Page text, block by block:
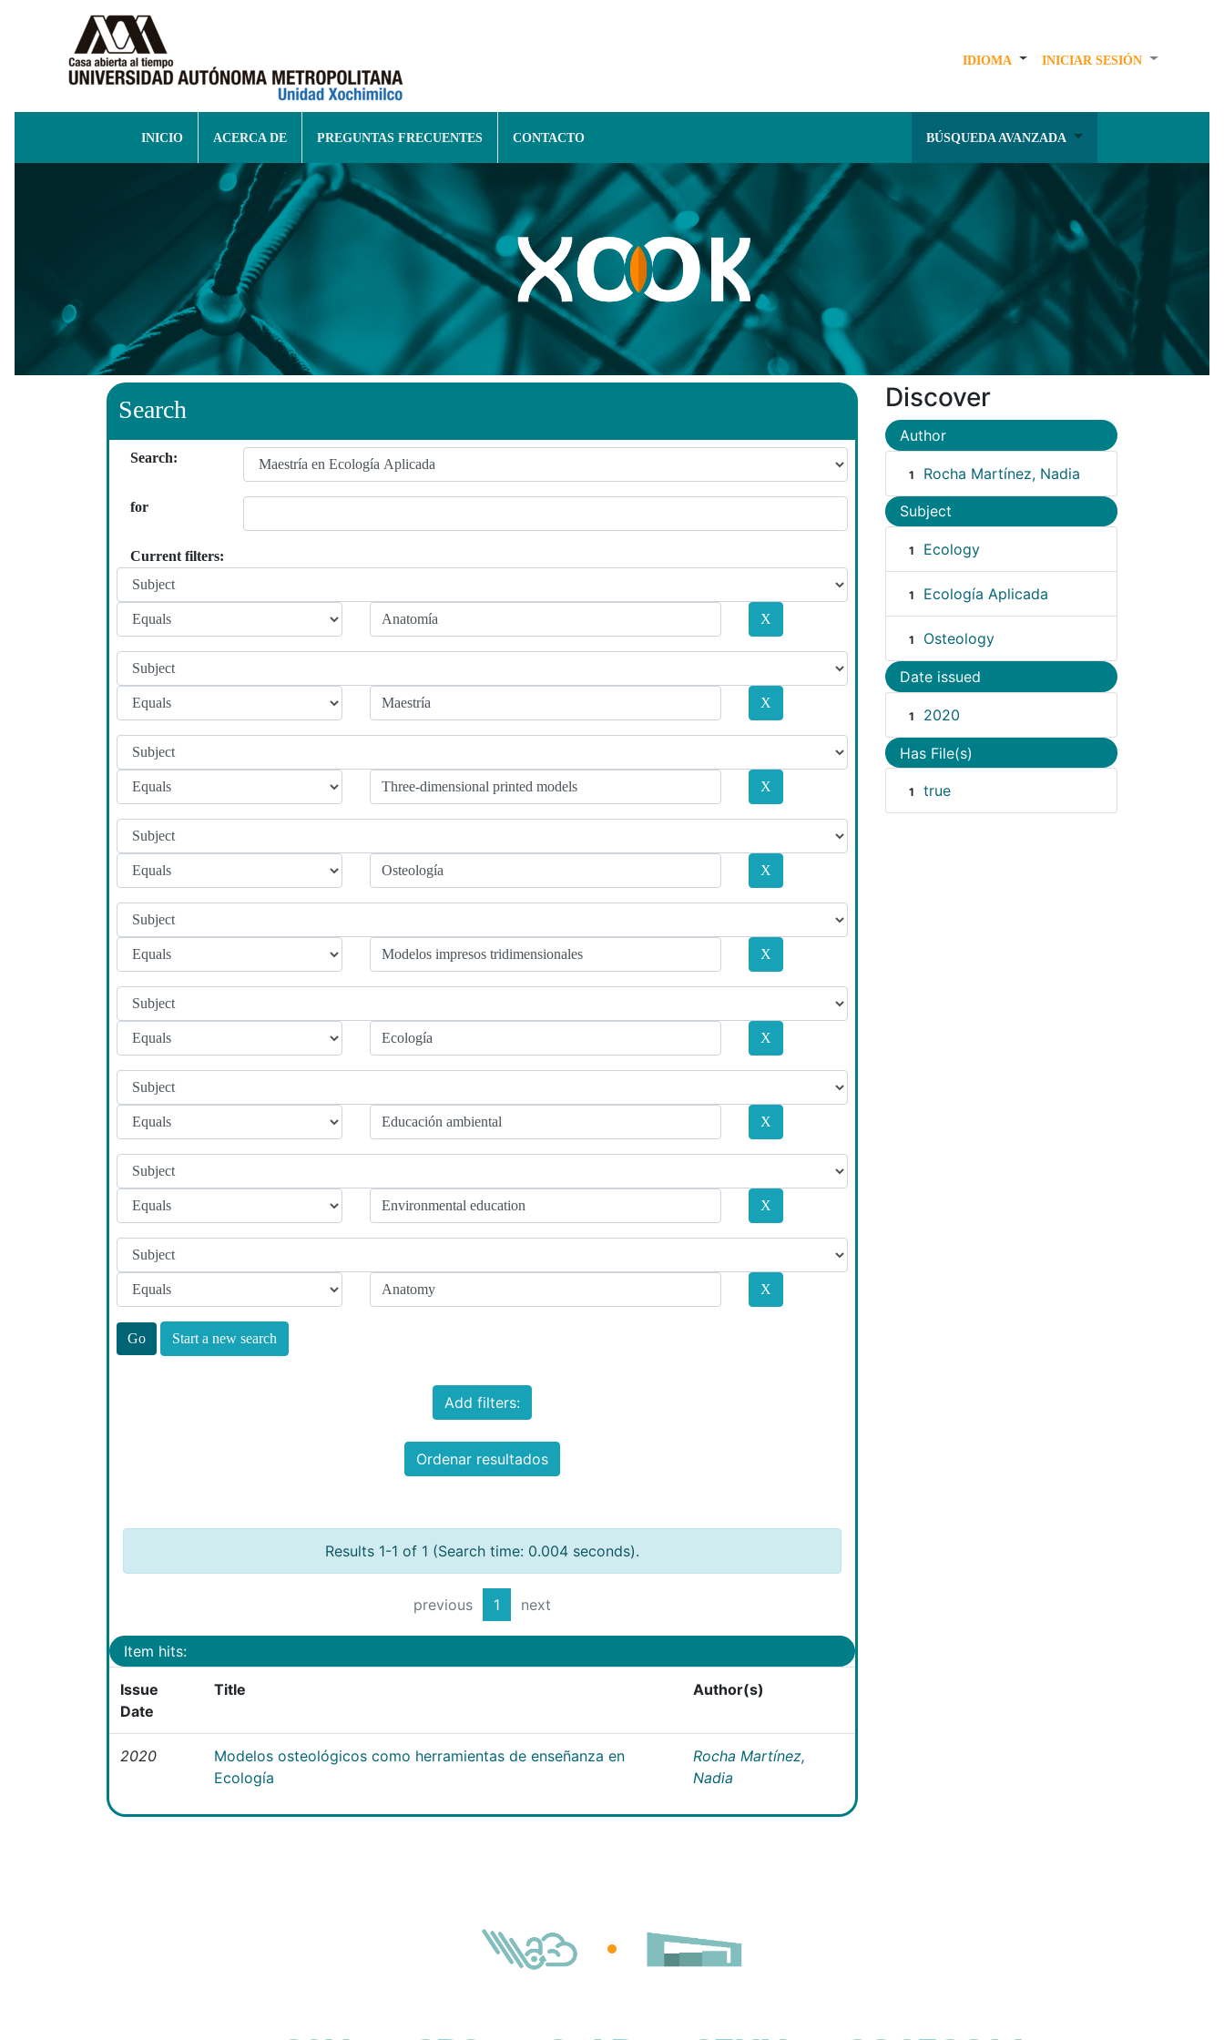
IDIOMA INICIAR SESIÓN
INICIO ACERCA DE PREGUNTAS FRECUENTES CONTACTO BÚSQUEDA AVANZADA
Search
Search:
for
Current filters:
Start a new search
Add filters:
Ordenar resultados
Results 1-1 of 1 (Search time: 0.004 seconds).
previous 1 next
Item hits:
Issue
Date
Title Author(s)
2020
Modelos osteológicos como herramientas de enseñanza en
Ecología
Rocha Martínez,
Nadia
Discover
Author
1 Rocha Martínez, Nadia
Subject
1 Ecology
1 Ecología Aplicada
1 Osteology
Date issued
1 2020
Has File(s)
1 true